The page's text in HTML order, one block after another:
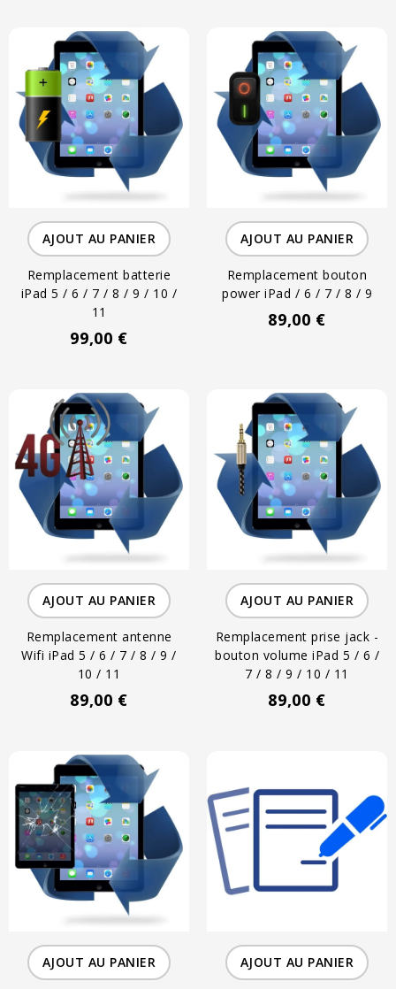
AJOUT AU PANIER
Remplacement batterie
iPad 5 / 6 / 7 / 8 / 9 / 10 /
11
99,00 €
AJOUT AU PANIER
Remplacement bouton
power iPad / 6 / 7 / 8 / 9
89,00 €
AJOUT AU PANIER
Remplacement antenne
Wifi iPad 5 / 6 / 7 / 8 / 9 /
10 / 11
89,00 €
AJOUT AU PANIER
Remplacement prise jack -
bouton volume iPad 5 / 6 /
7 / 8 / 9 / 10 / 11
89,00 €
AJOUT AU PANIER AJOUT AU PANIER